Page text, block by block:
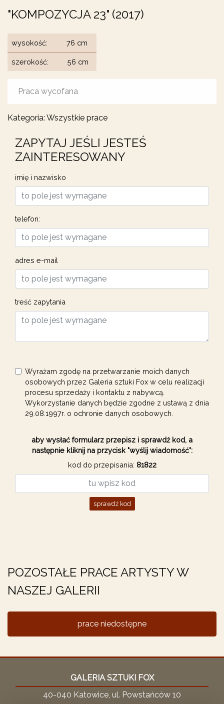
"KOMPOZYCJA 23" (2017)
wysokość: 76 cm
szerokość: 56 cm
Praca wycofana
Kategoria: Wszystkie prace
ZAPYTAJ JEŚLI JESTEŚ
ZAINTERESOWANY
imię i nazwisko
telefon:
adres e-mail
treść zapytania
Wyrażam zgodę na przetwarzanie moich danych
osobowych przez Galeria sztuki Fox w celu realizacji
procesu sprzedaży i kontaktu z nabywcą.
Wykorzystanie danych będzie zgodne z ustawą z dnia
29.08.1997r. o ochronie danych osobowych.
aby wysłać formularz przepisz i sprawdź kod, a
następnie kliknij na przycisk "wyślij wiadomość":
kod do przepisania: 81822
sprawdź kod
POZOSTAŁE PRACE ARTYSTY W
NASZEJ GALERII
prace niedostępne
GALERIA SZTUKI FOX
40-040 Katowice, ul. Powstańców 10